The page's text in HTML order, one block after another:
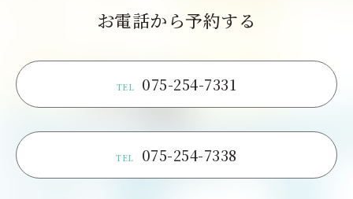
お電話から予約する
TEL 075-254-7331
TEL 075-254-7338